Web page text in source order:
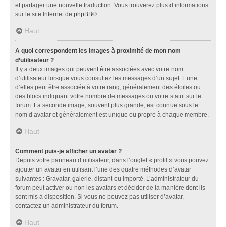
et partager une nouvelle traduction. Vous trouverez plus d’informations
sur le site Internet de phpBB®.
Haut
A quoi correspondent les images à proximité de mon nom
d’utilisateur ?
Il y a deux images qui peuvent être associées avec votre nom
d’utilisateur lorsque vous consultez les messages d’un sujet. L’une
d’elles peut être associée à votre rang, généralement des étoiles ou
des blocs indiquant votre nombre de messages ou votre statut sur le
forum. La seconde image, souvent plus grande, est connue sous le
nom d’avatar et généralement est unique ou propre à chaque membre.
Haut
Comment puis-je afficher un avatar ?
Depuis votre panneau d’utilisateur, dans l’onglet « profil » vous pouvez
ajouter un avatar en utilisant l’une des quatre méthodes d’avatar
suivantes : Gravatar, galerie, distant ou importé. L’administrateur du
forum peut activer ou non les avatars et décider de la manière dont ils
sont mis à disposition. Si vous ne pouvez pas utiliser d’avatar,
contactez un administrateur du forum.
Haut